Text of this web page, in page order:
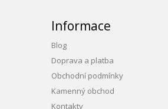
Informace
Blog
Doprava a platba
Obchodní podmínky
Kamenný obchod
Kontakty